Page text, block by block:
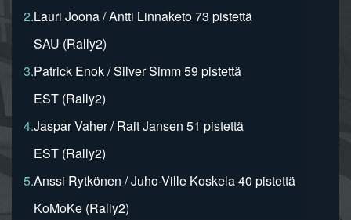
2.Lauri Joona / Antti Linnaketo 73 pistettä
SAU (Rally2)
3.Patrick Enok / Silver Simm 59 pistettä
EST (Rally2)
4.Jaspar Vaher / Rait Jansen 51 pistettä
EST (Rally2)
5.Anssi Rytkönen / Juho-Ville Koskela 40 pistettä
KoMoKe (Rally2)